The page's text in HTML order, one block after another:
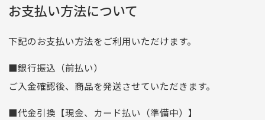
[…]
りますのでご了承くださいませ。
支店名
和歌山支店
口座種別
普通
口座番号
0255557
口座名義
株式会社一条
お支払い方法について
下記のお支払い方法をご利用いただけます。
■銀行振込（前払い）
ご入金確認後、商品を発送させていただきます。
■代金引換【現金、カード払い（準備中）】